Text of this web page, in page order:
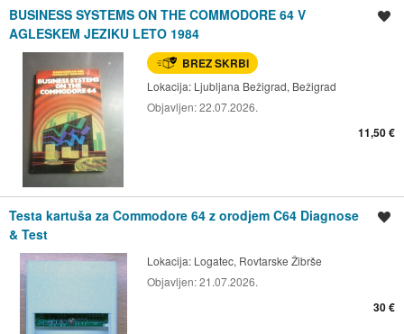
BUSINESS SYSTEMS ON THE COMMODORE 64 V
AGLESKEM JEZIKU LETO 1984
BREZ SKRBI
Lokacija: Ljubljana Bežigrad, Bežigrad
Objavljen:22.07.2026.
11,50 €
Testa kartuša za Commodore 64 z orodjem C64 Diagnose
& Test
Lokacija: Logatec, Rovtarske Žibrše
Objavljen:21.07.2026.
30 €